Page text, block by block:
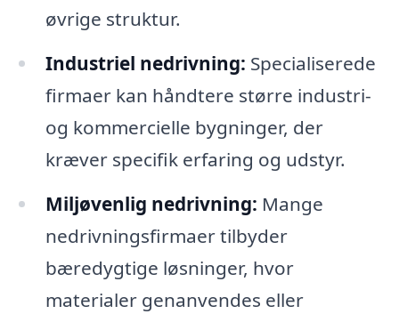
øvrige struktur.
Industriel nedrivning: Specialiserede
firmaer kan håndtere større industri-
og kommercielle bygninger, der
kræver specifik erfaring og udstyr.
Miljøvenlig nedrivning: Mange
nedrivningsfirmaer tilbyder
bæredygtige løsninger, hvor
materialer genanvendes eller